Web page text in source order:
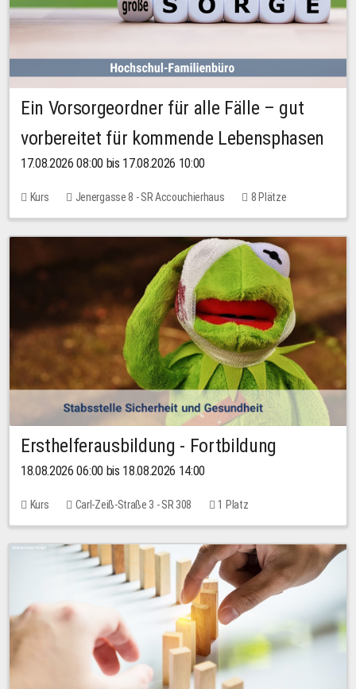
Ein Vorsorgeordner für alle Fälle – gut
vorbereitet für kommende Lebensphasen
17.08.2026 08:00 bis 17.08.2026 10:00
Kurs Jenergasse 8 - SR Accouchierhaus 8 Plätze
Ersthelferausbildung - Fortbildung
18.08.2026 06:00 bis 18.08.2026 14:00
Kurs Carl-Zeiß-Straße 3 - SR 308 1 Platz